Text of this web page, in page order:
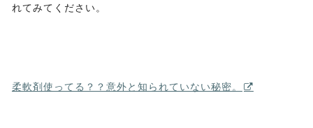
れてみてください。
柔軟剤使ってる？？意外と知られていない秘密。